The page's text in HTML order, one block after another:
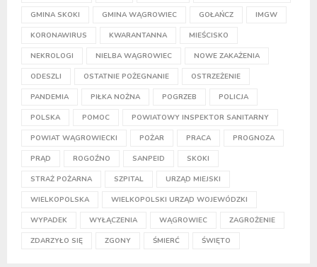
GMINA SKOKI GMINA WĄGROWIEC GOŁAŃCZ IMGW
KORONAWIRUS KWARANTANNA MIEŚCISKO
NEKROLOGI NIELBA WĄGROWIEC NOWE ZAKAŻENIA
ODESZLI OSTATNIE POŻEGNANIE OSTRZEŻENIE
PANDEMIA PIŁKA NOŻNA POGRZEB POLICJA
POLSKA POMOC POWIATOWY INSPEKTOR SANITARNY
POWIAT WĄGROWIECKI POŻAR PRACA PROGNOZA
PRĄD ROGOŹNO SANPEID SKOKI
STRAŻ POŻARNA SZPITAL URZĄD MIEJSKI
WIELKOPOLSKA WIELKOPOLSKI URZĄD WOJEWÓDZKI
WYPADEK WYŁĄCZENIA WĄGROWIEC ZAGROŻENIE
ZDARZYŁO SIĘ ZGONY ŚMIERĆ ŚWIĘTO